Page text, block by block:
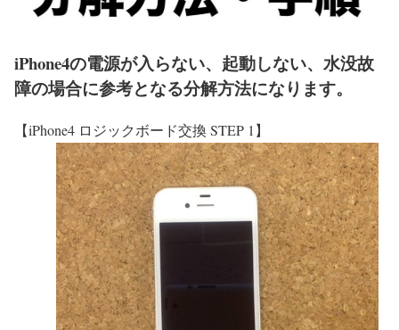
iPhone4の電源が入らない、起動しない、水没故
障の場合に参考となる分解方法になります。
【iPhone4 ロジックボード交換 STEP 1】